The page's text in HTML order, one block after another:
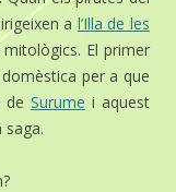
a l’Illa de les
mitològics. El primer
per a que
de Surume i aquest
saga.